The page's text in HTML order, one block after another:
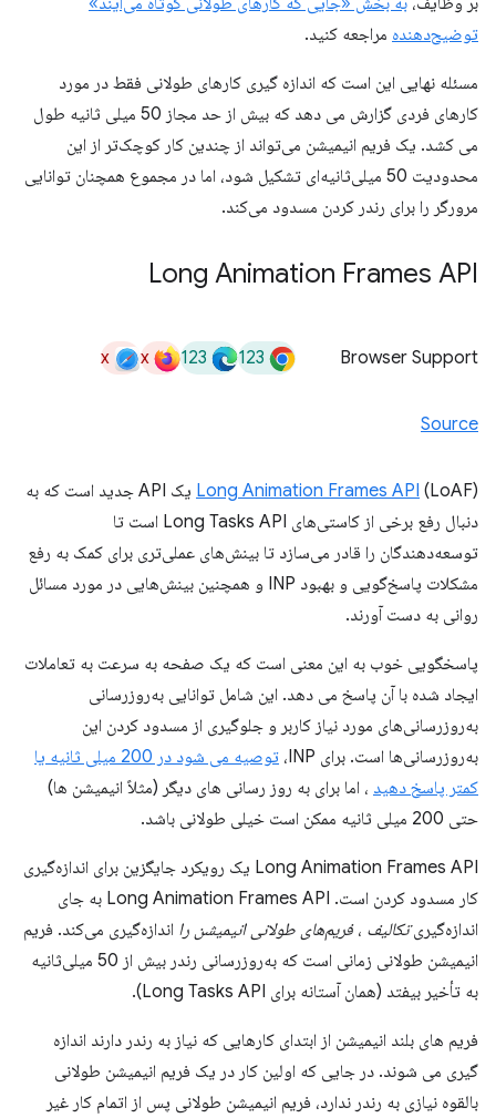
توضیح‌دهنده مراجعه کنید.
مسئله نهایی این است که اندازه گیری کارهای طولانی فقط در مورد
کارهای فردی گزارش می دهد که بیش از حد مجاز 50 میلی ثانیه طول
می کشد. یک فریم انیمیشن می‌تواند از چندین کار کوچک‌تر از این
محدودیت 50 میلی‌ثانیه‌ای تشکیل شود، اما در مجموع همچنان توانایی
مرورگر را برای رندر کردن مسدود می‌کند.
Long Animation Frames API
Browser Support
123
123
x
x
Source
Long Animation Frames API
(LoAF) یک API جدید است که به
دنبال رفع برخی از کاستی‌های Long Tasks API است تا
توسعه‌دهندگان را قادر می‌سازد تا بینش‌های عملی‌تری برای کمک به رفع
مشکلات پاسخ‌گویی و بهبود INP و همچنین بینش‌هایی در مورد مسائل
روانی به دست آورند.
پاسخگویی خوب به این معنی است که یک صفحه به سرعت به تعاملات
ایجاد شده با آن پاسخ می دهد. این شامل توانایی به‌روزرسانی
به‌روزرسانی‌های مورد نیاز کاربر و جلوگیری از مسدود کردن این
به‌روزرسانی‌ها است. برای INP،
توصیه می شود در 200 میلی ثانیه یا
کمتر پاسخ دهید ، اما برای به روز رسانی های دیگر (مثلاً انیمیشن ها)
حتی 200 میلی ثانیه ممکن است خیلی طولانی باشد.
Long Animation Frames API یک رویکرد جایگزین برای اندازه‌گیری
کار مسدود کردن است. Long Animation Frames API به جای
اندازه‌گیریتکالیف ،فریم‌های طولانی انیمیشن را اندازه‌گیری می‌کند. فریم
انیمیشن طولانی زمانی است که به‌روزرسانی رندر بیش از 50 میلی‌ثانیه
به تأخیر بیفتد (همان آستانه برای Long Tasks API).
فریم های بلند انیمیشن از ابتدای کارهایی که نیاز به رندر دارند اندازه
گیری می شوند. در جایی که اولین کار در یک فریم انیمیشن طولانی
بالقوه نیازی به رندر ندارد، فریم انیمیشن طولانی پس از اتمام کار غیر